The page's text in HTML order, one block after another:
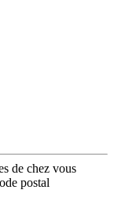
de chez vous
postal